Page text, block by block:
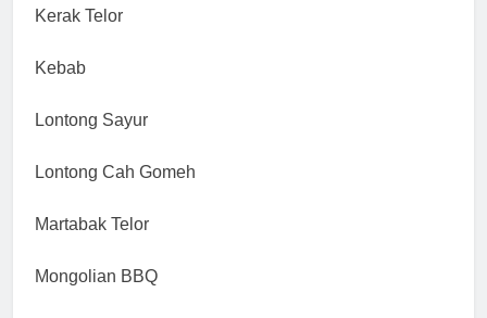
Kerak Telor
Kebab
Lontong Sayur
Lontong Cah Gomeh
Martabak Telor
Mongolian BBQ